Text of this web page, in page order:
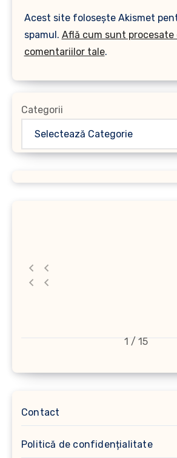
Acest site folosește Akismet
spamul. Află cum sunt procesate
comentariilor tale.
Categorii
1 / 15
Contact
Politică de confidențialitate